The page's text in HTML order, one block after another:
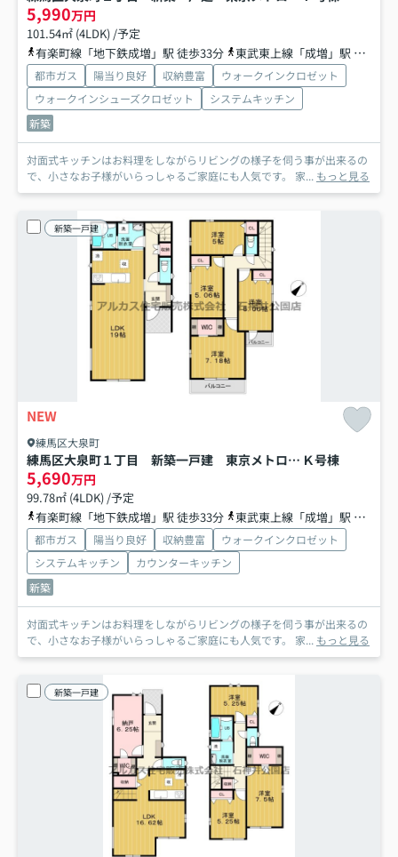
5,990万円
101.54㎡ (4LDK) /予定
有楽町線「地下鉄成増」駅 徒歩33分
東武東上線「成増」駅 バス15分 東武バス「南大和」 停歩6分
都市ガス 陽当り良好 収納豊富
ウォークインクロゼット
ウォークインシューズクロゼット
システムキッチン
新築
対面式キッチンはお料理をしながらリビングの様子を伺う事が出来るの
で、小さなお子様がいらっしゃるご家庭にも人気です。 家... もっと見る
新築一戸建
NEW
練馬区大泉町
練馬区大泉町１丁目 新築一戸建 東京メトロ有楽町線・副都心線 地下鉄成増 Ｋ号棟
5,690万円
99.78㎡ (4LDK) /予定
有楽町線「地下鉄成増」駅 徒歩33分
東武東上線「成増」駅 バス15分 東武バス「南大和」 停歩6分
都市ガス 陽当り良好 収納豊富
ウォークインクロゼット
システムキッチン
カウンターキッチン
新築
対面式キッチンはお料理をしながらリビングの様子を伺う事が出来るの
で、小さなお子様がいらっしゃるご家庭にも人気です。 家... もっと見る
新築一戸建